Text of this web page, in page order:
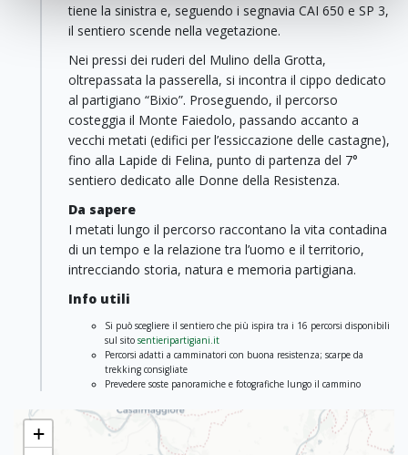
tiene la sinistra e, seguendo i segnavia CAI 650 e SP 3,
il sentiero scende nella vegetazione.
Nei pressi dei ruderi del Mulino della Grotta,
oltrepassata la passerella, si incontra il cippo dedicato
al partigiano “Bixio”. Proseguendo, il percorso
costeggia il Monte Faiedolo, passando accanto a
vecchi metati (edifici per l’essiccazione delle castagne),
fino alla Lapide di Felina, punto di partenza del 7°
sentiero dedicato alle Donne della Resistenza.
Da sapere
I metati lungo il percorso raccontano la vita contadina
di un tempo e la relazione tra l’uomo e il territorio,
intrecciando storia, natura e memoria partigiana.
Info utili
Si può scegliere il sentiero che più ispira tra i 16 percorsi disponibili
sul sito sentieripartigiani.it
Percorsi adatti a camminatori con buona resistenza; scarpe da
trekking consigliate
Prevedere soste panoramiche e fotografiche lungo il cammino
+